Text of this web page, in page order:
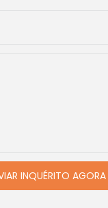
INQUÉRITO AGORA